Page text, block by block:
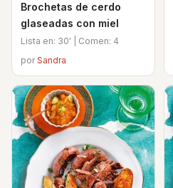
Brochetas de cerdo
glaseadas con miel
Lista en: 30' | Comen: 4
porSandra